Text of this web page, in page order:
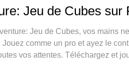
Jeu de Cubes sur
Jeu de Cubes, vos mains
comme un pro et ayez le
vos attentes. Téléchargez et